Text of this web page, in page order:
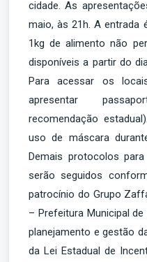
cidade. As
maio, às 21h. A entrada
1kg de alimento não
disponíveis a partir do
Para acessar os
apresentar
recomendação
uso de máscara
Demais protocolos
serão seguidos
patrocínio do Grupo
– Prefeitura Municipal
planejamento e gestão
da Lei Estadual de